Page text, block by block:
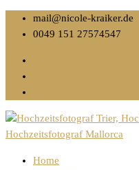
mail@nicole-kraiker.de
0049 151 27574547
Home